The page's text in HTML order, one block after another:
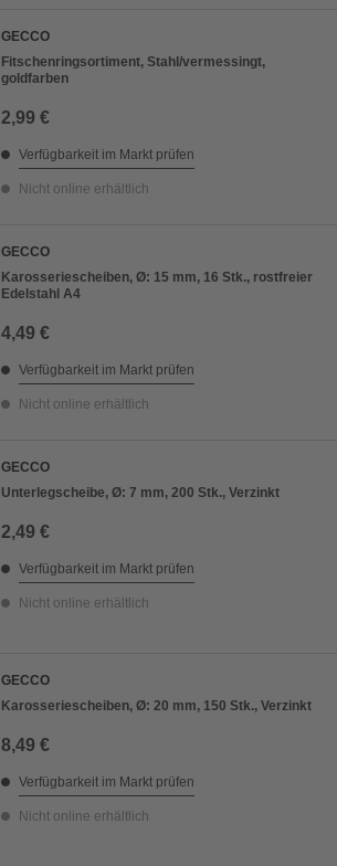
GECCO
Fitschenringsortiment, Stahl/vermessingt,
goldfarben
2,99 €
Verfügbarkeit im Markt prüfen
Nicht online erhältlich
GECCO
Karosseriescheiben, Ø: 15 mm, 16 Stk., rostfreier
Edelstahl A4
4,49 €
Verfügbarkeit im Markt prüfen
Nicht online erhältlich
GECCO
Unterlegscheibe, Ø: 7 mm, 200 Stk., Verzinkt
2,49 €
Verfügbarkeit im Markt prüfen
Nicht online erhältlich
GECCO
Karosseriescheiben, Ø: 20 mm, 150 Stk., Verzinkt
8,49 €
Verfügbarkeit im Markt prüfen
Nicht online erhältlich